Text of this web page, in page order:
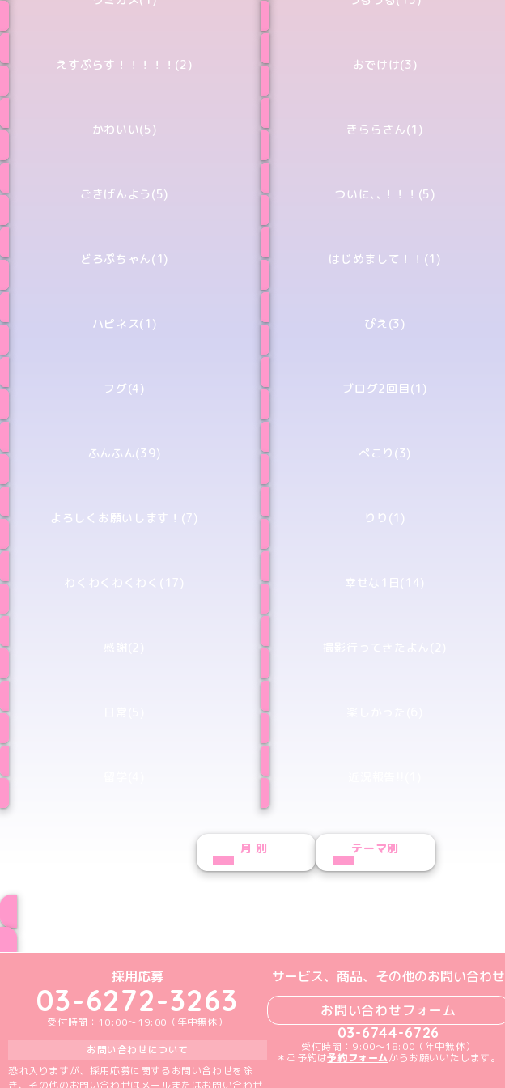
えすぷらす！！！！！(2) おでけけ(3)
かわいい(5) きららさん(1)
ごきげんよう(5) ついに､､！！！(5)
どろぷちゃん(1) はじめまして！！(1)
ハピネス(1) ぴえ(3)
フグ(4) ブログ2回目(1)
ふんふん(39) ぺこり(3)
よろしくお願いします！(7) りり(1)
わくわくわくわく(17) 幸せな1日(14)
月別 テーマ別
めいどりーみんTikTok公式アカウント
めいどりーみんX公式アカウント
めいどりーみんInstagram公式アカウント
めいどりーみんFacebook公式アカウント
めいどりーみんYouTube公式アカウント
採用応募
03-6272-3263
受付時間：10:00～19:00（年中無休）
お問い合わせについて
恐れ入りますが、採用応募に関するお問い合わせを除
サービス、商品、その他のお問い合わせ
お問い合わせフォーム
03-6744-6726
受付時間：9:00～18:00（年中無休）
＊ご予約は予約フォームからお願いいたします。